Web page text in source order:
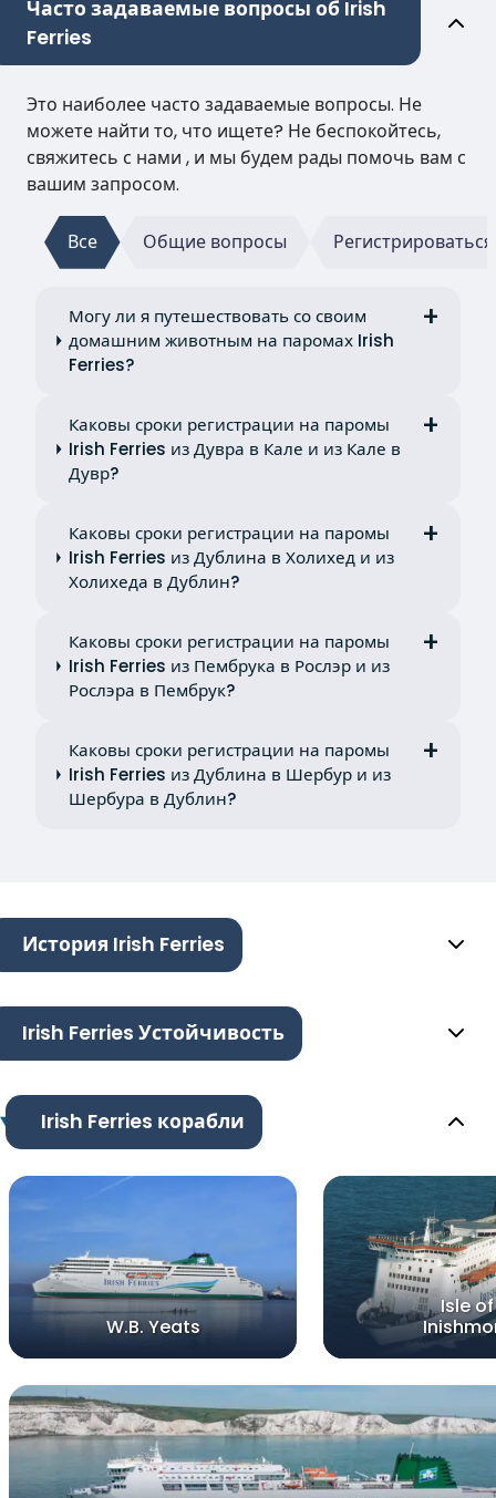
Часто задаваемые вопросы об Irish
Ferries
Это наиболее часто задаваемые вопросы. Не
можете найти то, что ищете? Не беспокойтесь,
свяжитесь с нами , и мы будем рады помочь вам с
вашим запросом.
Все Общие вопросы Регистрироваться
Могу ли я путешествовать со своим
домашним животным на паромах Irish
Ferries?
Каковы сроки регистрации на паромы
Irish Ferries из Дувра в Кале и из Кале в
Дувр?
Каковы сроки регистрации на паромы
Irish Ferries из Дублина в Холихед и из
Холихеда в Дублин?
Каковы сроки регистрации на паромы
Irish Ferries из Пембрука в Рослэр и из
Рослэра в Пембрук?
Каковы сроки регистрации на паромы
Irish Ferries из Дублина в Шербур и из
Шербура в Дублин?
История Irish Ferries
Irish Ferries Устойчивость
Irish Ferries корабли
W.B. Yeats
Isle of